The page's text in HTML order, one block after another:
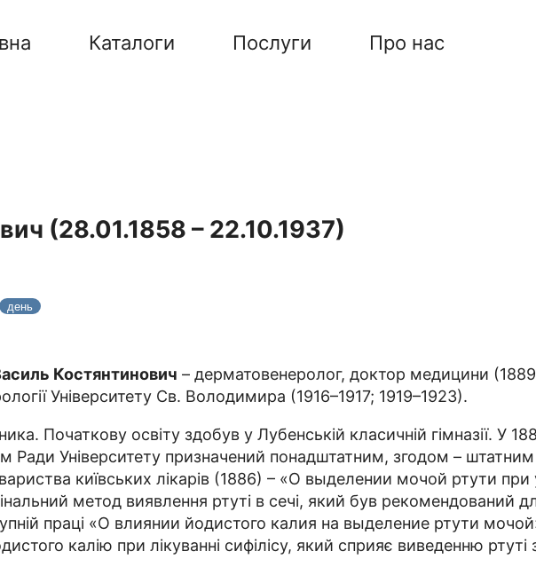
Каталоги Послуги Про нас
(28.01.1858 – 22.10.1937)
день
Костянтинович – дерматовенеролог, доктор медицини
Університету Св. Володимира (1916–1917; 1919–1923).
Початкову освіту здобув у Лубенській класичній гімназії. У
Ради Університету призначений понадштатним, згодом –
київських лікарів (1886) – «О выделении мочой ртути
метод виявлення ртуті в сечі, який був рекомендований
праці «О влиянии йодистого калия на выделение ртути
калію при лікуванні сифілісу, який сприяє виведенню